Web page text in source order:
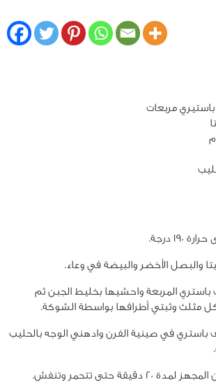
درجة.
والبصل الأخضر والبيضة في وعاء.
باستري المربعة واحشيها بخليط الجبن ثم
مثلث وثبتي أطرافها بواسطة الشوكة.
في صينية الفرن وادهني الوجه بالحليب
دقيقة حتى تتحمر وتنفش.